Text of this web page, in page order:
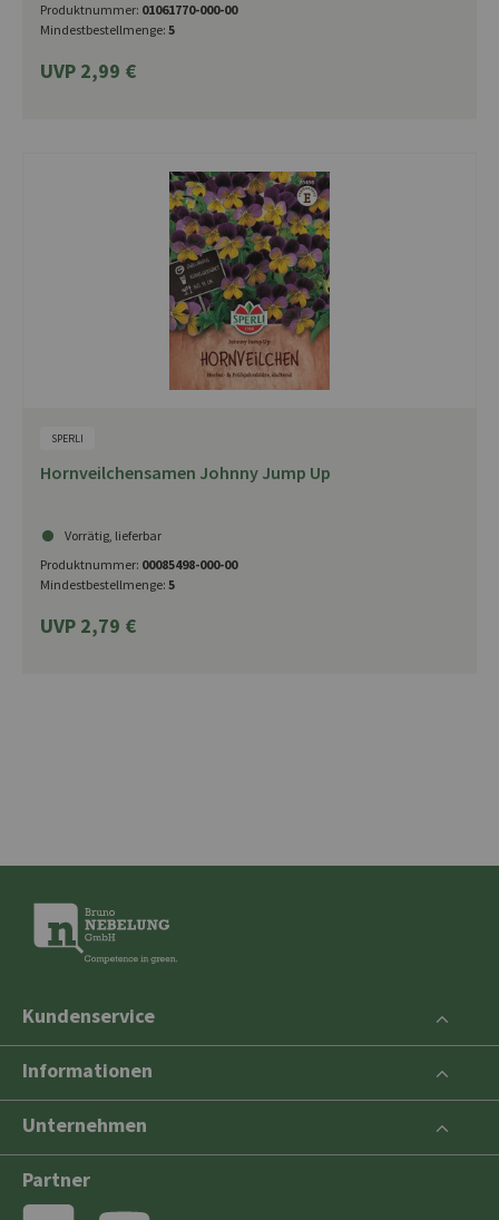
Produktnummer: 01061770-000-00
Mindestbestellmenge: 5
UVP 2,99 €
SPERLI
Hornveilchensamen Johnny Jump Up
Vorrätig, lieferbar
Produktnummer: 00085498-000-00
Mindestbestellmenge: 5
UVP 2,79 €
Kundenservice
Informationen
Unternehmen
Partner